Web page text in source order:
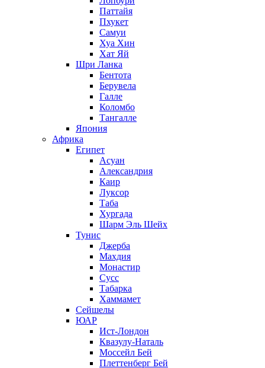
Паттайя
Пхукет
Самуи
Хуа Хин
Хат Яй
Шри Ланка
Бентота
Берувела
Галле
Коломбо
Тангалле
Япония
Африка
Египет
Асуан
Александрия
Каир
Луксор
Таба
Хургада
Шарм Эль Шейх
Тунис
Джерба
Махдия
Монастир
Сусс
Табарка
Хаммамет
Сейшелы
ЮАР
Ист-Лондон
Квазулу-Наталь
Моссейл Бей
Плеттенберг Бей